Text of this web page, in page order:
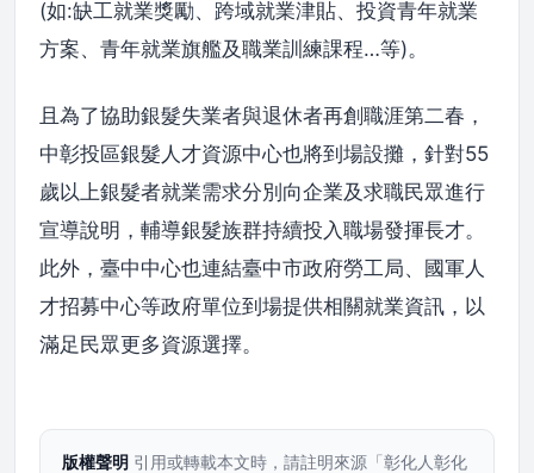
(如:缺工就業獎勵、跨域就業津貼、投資青年就業
方案、青年就業旗艦及職業訓練課程…等)。
且為了協助銀髮失業者與退休者再創職涯第二春，
中彰投區銀髮人才資源中心也將到場設攤，針對55
歲以上銀髮者就業需求分別向企業及求職民眾進行
宣導說明，輔導銀髮族群持續投入職場發揮長才。
此外，臺中中心也連結臺中市政府勞工局、國軍人
才招募中心等政府單位到場提供相關就業資訊，以
滿足民眾更多資源選擇。
版權聲明 引用或轉載本文時，請註明來源「彰化人彰化